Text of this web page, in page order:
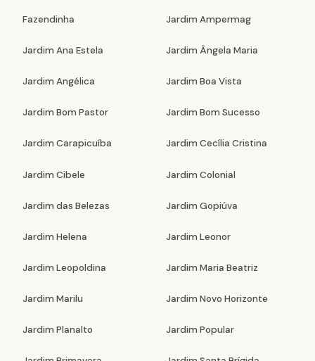
Fazendinha Jardim Ampermag
Jardim Ana Estela Jardim Ângela Maria
Jardim Angélica Jardim Boa Vista
Jardim Bom Pastor Jardim Bom Sucesso
Jardim Carapicuíba Jardim Cecília Cristina
Jardim Cibele Jardim Colonial
Jardim das Belezas Jardim Gopiúva
Jardim Helena Jardim Leonor
Jardim Leopoldina Jardim Maria Beatriz
Jardim Marilu Jardim Novo Horizonte
Jardim Planalto Jardim Popular